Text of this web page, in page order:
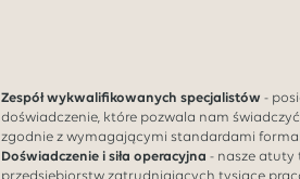
Zespół wykwalifikowanych specjalistów -
doświadczenie, które pozwala nam
zgodnie z wymagającymi standardami
Doświadczenie i siła operacyjna - nasze atuty